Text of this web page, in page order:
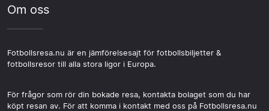
Om oss
Fotbollsresa.nu är en jämförelsesajt för fotbollsbiljetter &
fotbollsresor till alla stora ligor i Europa.
För frågor som rör din bokade resa, kontakta bolaget som du har
köpt resan av. För att komma i kontakt med oss på Fotbollsresa.nu